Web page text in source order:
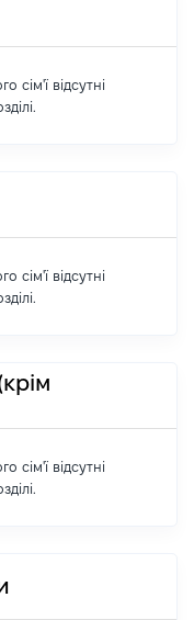
сім'ї відсутні
сім'ї відсутні
сім'ї відсутні